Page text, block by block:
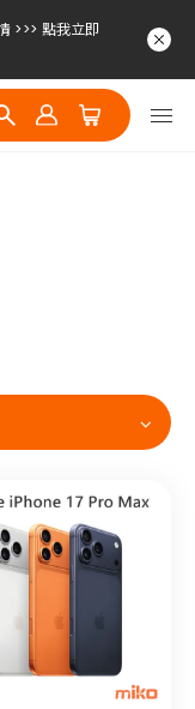
>>> 點我立即
>>> 點我立即
>>> 點我立即